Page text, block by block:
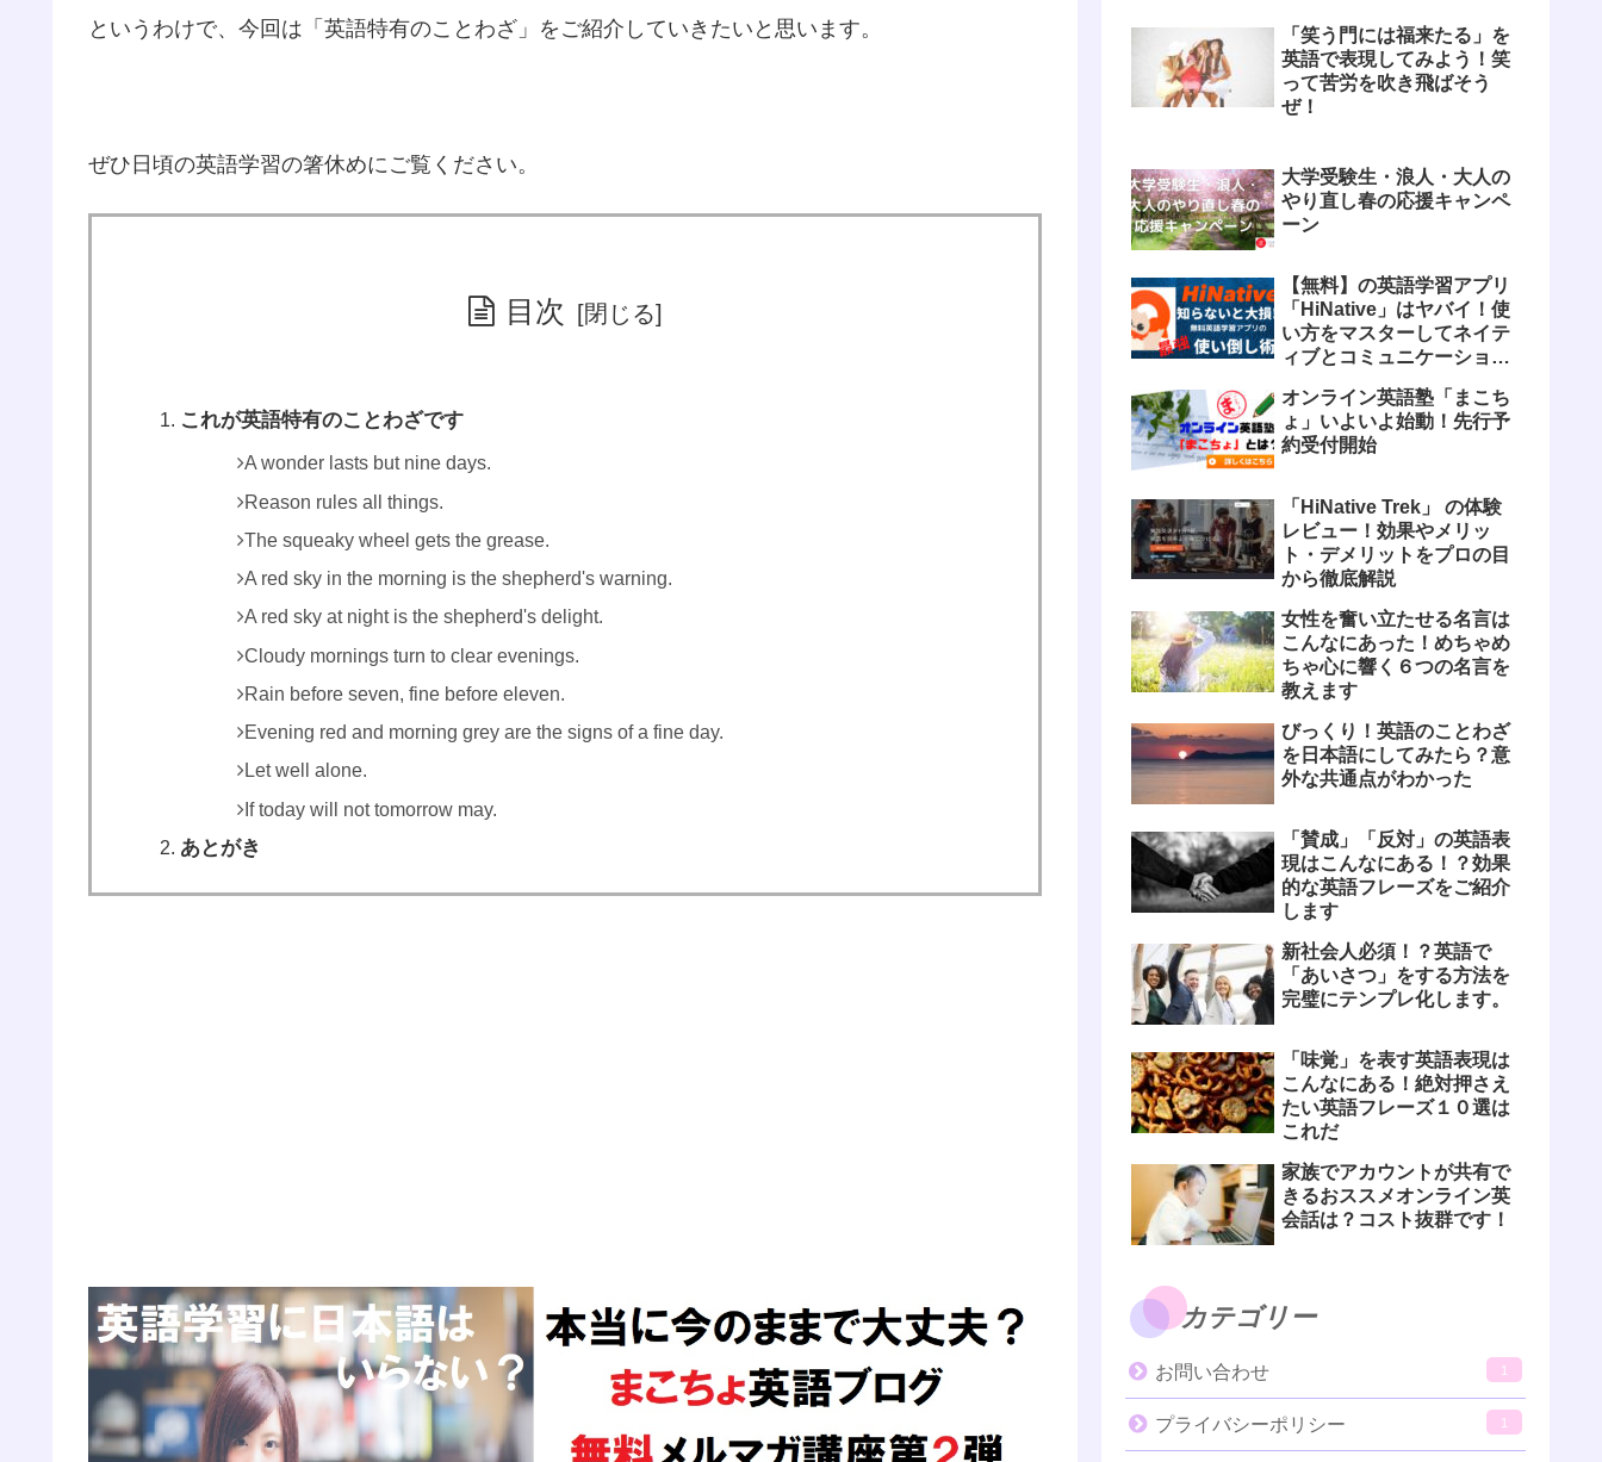
というわけで、今回は「英語特有のことわざ」をご紹介していきたいと思います。
ぜひ日頃の英語学習の箸休めにご覧ください。
目次
これが英語特有のことわざです
A wonder lasts but nine days.
Reason rules all things.
The squeaky wheel gets the grease.
A red sky in the morning is the shepherd's warning.
A red sky at night is the shepherd's delight.
Cloudy mornings turn to clear evenings.
Rain before seven, fine before eleven.
Evening red and morning grey are the signs of a fine day.
Let well alone.
If today will not tomorrow may.
あとがき
「笑う門には福来たる」を
英語で表現してみよう！笑
って苦労を吹き飛ばそう
ぜ！
大学受験生・浪人・大人の
やり直し春の応援キャンペ
ーン
【無料】の英語学習アプリ
「HiNative」はヤバイ！使
い方をマスターしてネイテ
ィブとコミュニケーション
オンライン英語塾「まこち
ょ」いよいよ始動！先行予
約受付開始
「HiNative Trek」 の体験
レビュー！効果やメリッ
ト・デメリットをプロの目
から徹底解説
女性を奮い立たせる名言は
こんなにあった！めちゃめ
ちゃ心に響く６つの名言を
教えます
びっくり！英語のことわざ
を日本語にしてみたら？意
外な共通点がわかった
「賛成」「反対」の英語表
現はこんなにある！？効果
的な英語フレーズをご紹介
します
新社会人必須！？英語で
「あいさつ」をする方法を
完璧にテンプレ化します。
「味覚」を表す英語表現は
こんなにある！絶対押さえ
たい英語フレーズ１０選は
これだ
家族でアカウントが共有で
きるおススメオンライン英
会話は？コスト抜群です！
カテゴリー
お問い合わせ 1
プライバシーポリシー 1